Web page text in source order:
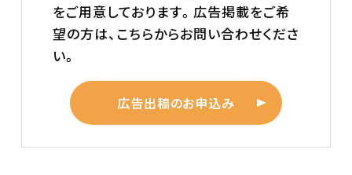
をご用意しております。広告掲載をご希
望の方は、こちらからお問い合わせくださ
い。
広告出稿のお申込み